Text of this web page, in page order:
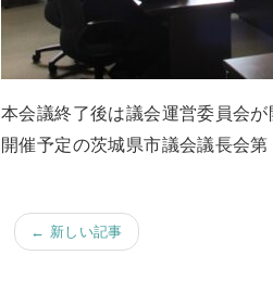
本会議終了後は議会運営委員会
開催予定の茨城県市議会議長会
← 新しい記事